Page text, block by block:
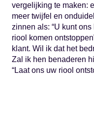
vergelijking te maken:
meer twijfel en
zinnen als: “U kunt
riool komen
klant. Wil ik dat het
Zal ik hen benaderen
“Laat ons uw riool